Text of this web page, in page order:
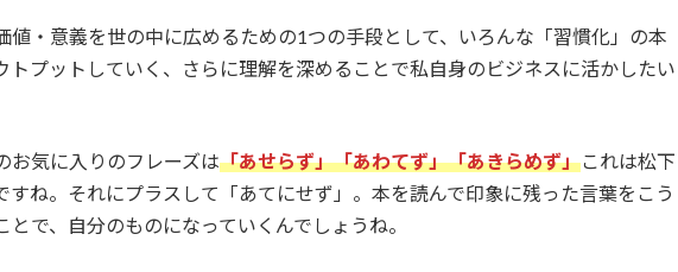
値・意義を世の中に広めるための1つの手段として、いろんな「習慣化」の本
トプットしていく、さらに理解を深めることで私自身のビジネスに活かしたい
お気に入りのフレーズは「あせらず」「あわてず」「あきらめず」これは松下
すね。それにプラスして「あてにせず」。本を読んで印象に残った言葉をこう
とで、自分のものになっていくんでしょうね。